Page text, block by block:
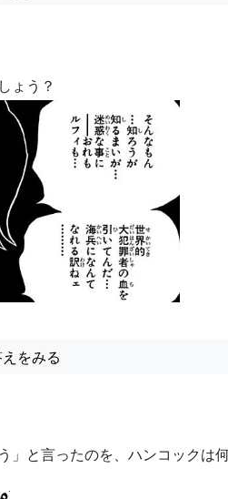
ょう？
をみる
」と言ったのを、ハンコックは